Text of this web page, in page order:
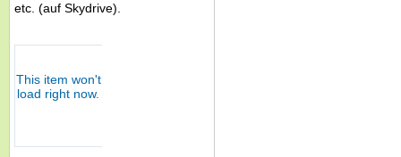
etc. (auf Skydrive).